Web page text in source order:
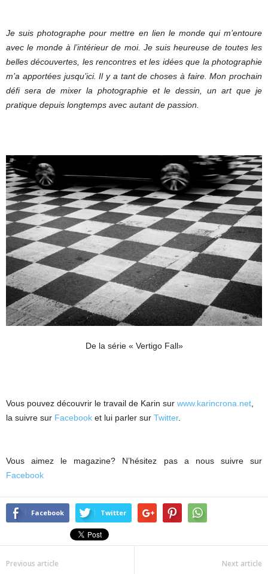
Je suis photographe pour mettre en lien le monde qui m’entoure
avec le monde à l’intérieur de moi. Je suis heureuse de toutes les
belles découvertes, les rencontres et les idées que la photographie
m’a apportées jusqu’ici. Il y a tant de choses à faire. Mon prochain
défi sera de mixer la photographie et le dessin, un art que je
pratique depuis longtemps avec autant de passion.
De la série « Vertigo Fall»
Vous pouvez découvrir le travail de Karin sur www.karincrona.net
la suivre sur Facebook et lui parler sur Twitter.
Vous aimez le magazine? N’hésitez pas a nous suivre sur
Facebook
Facebook Twitter
Previous article Next article